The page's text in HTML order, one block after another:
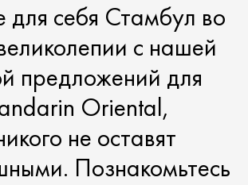
для себя Стамбул во
с нашей
предложений для
Oriental,
не оставят
Познакомьтесь